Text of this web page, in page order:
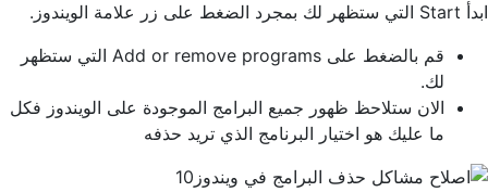
ابدأ Start التي ستظهر لك بمجرد الضغط على زر علامة الويندوز.
قم بالضغط على Add or remove programs التي ستظهر
لك.
الان ستلاحظ ظهور جميع البرامج الموجودة على الويندوز فكل
ما عليك هو اختيار البرنامج الذي تريد حذفه